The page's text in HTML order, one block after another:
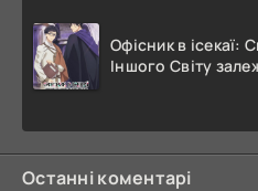
Офісник в ісекаї:
Іншого Світу
Останні коментарі